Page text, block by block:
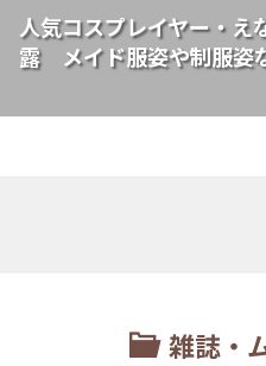
人気コスプレイヤー・え
露 メイド服姿や制服姿
雑誌・